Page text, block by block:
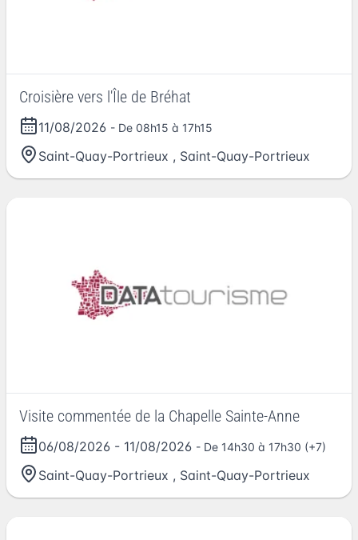
Croisière vers l'Île de Bréhat
11/08/2026 - De 08h15 à 17h15
Saint-Quay-Portrieux , Saint-Quay-Portrieux
Visite commentée de la Chapelle Sainte-Anne
06/08/2026 - 11/08/2026 - De 14h30 à 17h30 (+7)
Saint-Quay-Portrieux , Saint-Quay-Portrieux